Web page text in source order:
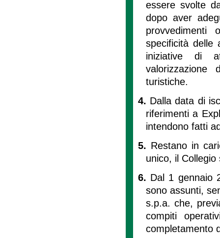
essere svolte
dopo aver
provvedimenti
specificità delle
iniziative di
turistiche.
4. Dalla data di
riferimenti a
intendono fatti
5. Restano in
unico, il
6. Dal 1 gennaio
sono assunti,
s.p.a. che,
compiti
completamento